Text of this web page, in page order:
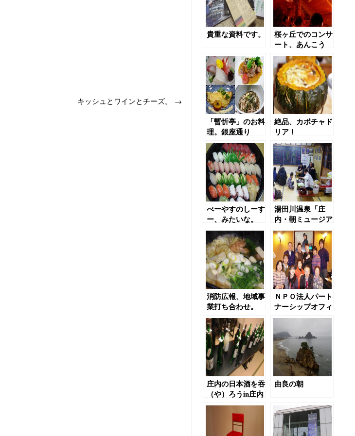
キッシュとワインとチーズ。 →
貴重な資料です。
桜ヶ丘でのコンサ
ート、あんこう
汁。
「暫忻亭」のお料
理。銀座通り
「COCOLO」
絶品、カボチャド
リア！
べーやすのしーす
ー、みたいな。
湯田川温泉「庄
内・朝ミュージア
ム」＃03
消防広報、地域事
業打ち合わせ。
ＮＰＯ法人パート
ナーシップオフィ
ス新年会
庄内の日本酒を吞
（や）ろうin庄内
ざっこ
由良の朝